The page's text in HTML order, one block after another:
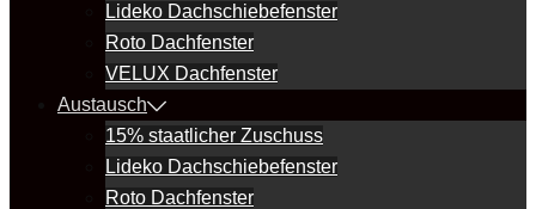
Lideko Dachschiebefenster
Roto Dachfenster
VELUX Dachfenster
Austausch
15% staatlicher Zuschuss
Lideko Dachschiebefenster
Roto Dachfenster